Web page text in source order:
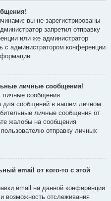
вы не зарегистрированы
запретил отправку
или же администратор
с администратором конференции
личные сообщения!
личные сообщения
для сообщений в вашем личном
личные сообщения от
жалобы на сообщения
отправку личных
email от кого-то с этой
email на данной конференции
возможность отслеживания